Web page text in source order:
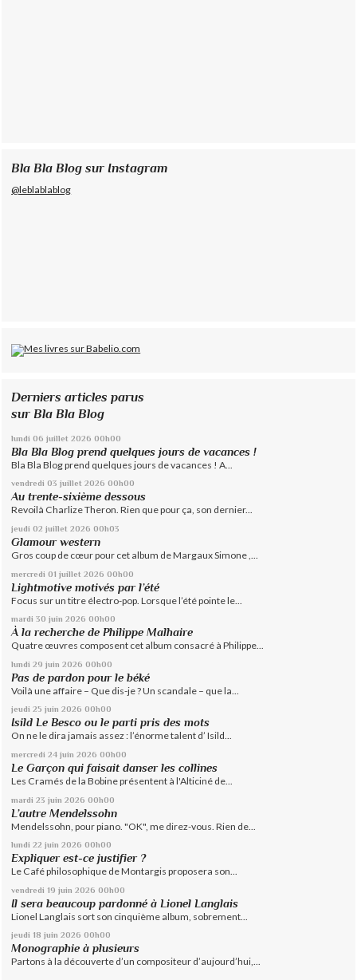
Bla Bla Blog sur Instagram
@leblablablog
Derniers articles parus
sur Bla Bla Blog
lundi 06 juillet 2026 00h00
Bla Bla Blog prend quelques jours de vacances !
Bla Bla Blog prend quelques jours de vacances ! A...
vendredi 03 juillet 2026 00h00
Au trente-sixième dessous
Revoilà Charlize Theron. Rien que pour ça, son dernier...
jeudi 02 juillet 2026 00h03
Glamour western
Gros coup de cœur pour cet album de Margaux Simone ,...
mercredi 01 juillet 2026 00h00
Lightmotive motivés par l’été
Focus sur un titre électro-pop. Lorsque l’été pointe le...
mardi 30 juin 2026 00h00
À la recherche de Philippe Malhaire
Quatre œuvres composent cet album consacré à Philippe...
lundi 29 juin 2026 00h00
Pas de pardon pour le béké
Voilà une affaire – Que dis-je ? Un scandale – que la...
jeudi 25 juin 2026 00h00
Isild Le Besco ou le parti pris des mots
On ne le dira jamais assez : l’énorme talent d’ Isild...
mercredi 24 juin 2026 00h00
Le Garçon qui faisait danser les collines
Les Cramés de la Bobine présentent à l'Alticiné de...
mardi 23 juin 2026 00h00
L’autre Mendelssohn
Mendelssohn, pour piano. "OK", me direz-vous. Rien de...
lundi 22 juin 2026 00h00
Expliquer est-ce justifier ?
Le Café philosophique de Montargis proposera son...
vendredi 19 juin 2026 00h00
Il sera beaucoup pardonné à Lionel Langlais
Lionel Langlais sort son cinquième album, sobrement...
jeudi 18 juin 2026 00h00
Monographie à plusieurs
Partons à la découverte d’un compositeur d’aujourd’hui,...